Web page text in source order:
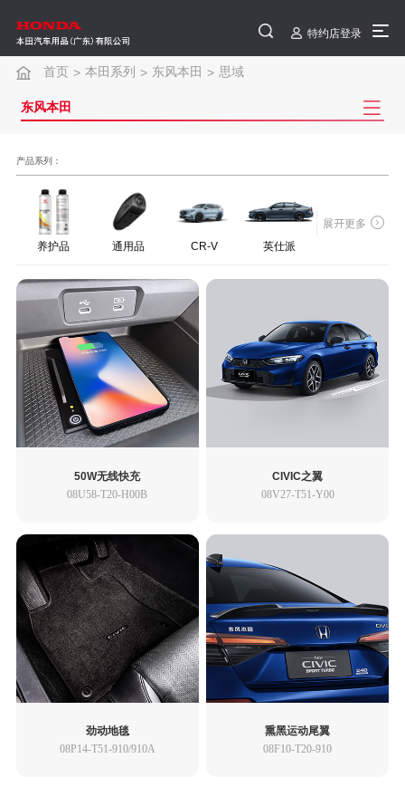
特约店登录
首页 > 本田系列 > 东风本田 > 思域
东风本田
产品系列：
养护品 通用品 CR-V 英仕派
HR-V 思域 S7 e:NS2
思域 TYPE R 思域（HATCHBACK） 艾力绅
e:NS1 灵悉L LIFE
享域 享域 锐·混动
展开更多
50W无线快充
08U58-T20-H00B
CIVIC之翼
08V27-T51-Y00
劲动地毯
08P14-T51-910/910A
熏黑运动尾翼
08F10-T20-910